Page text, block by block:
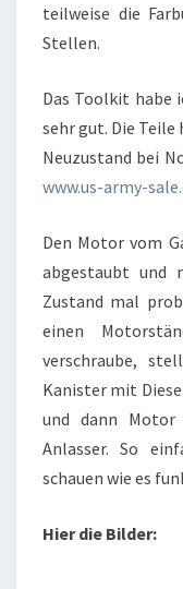
teilweise die
Stellen.
Das Toolkit habe
sehr gut. Die
Neuzustand bei
www.us-army-
Den Motor vom
abgestaubt und
Zustand mal
einen
verschraube,
Kanister mit
und dann Motor
Anlasser. So
schauen wie es
Hier die Bilder: